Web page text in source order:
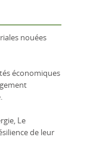
nouées
économiques
Le
de leur